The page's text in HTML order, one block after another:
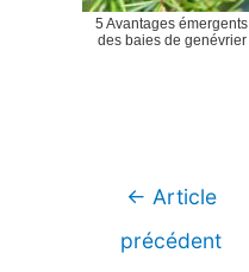
5 Avantages émergents
des baies de genévrier
Navigation
← Article
précédent